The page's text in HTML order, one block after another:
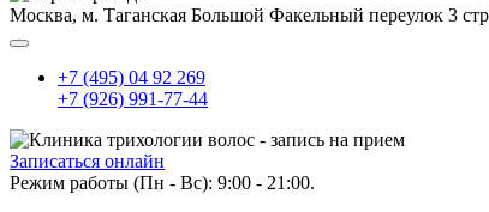
Москва, м. Таганская Большой Факельный переулок 3
+7 (495) 04 92 269
+7 (926) 991-77-44
Записаться онлайн
Режим работы (Пн - Вс): 9:00 - 21:00.